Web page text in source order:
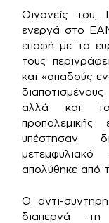
Οιγονείς του,
ενεργά στο
επαφή με τα
τους
και «οπαδούς
αλλά και του
υπέστησαν
απολύθηκε από
Ο αντι-
διαπερνά